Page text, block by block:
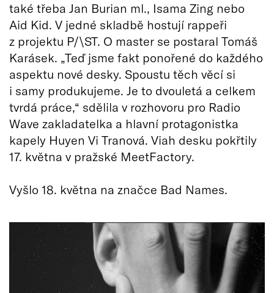
také třeba Jan Burian ml., Isama Zing nebo
Aid Kid. V jedné skladbě hostují rappeři
z projektu P/\ST. O master se postaral Tomáš
Karásek. „Teď jsme fakt ponořené do každého
aspektu nové desky. Spoustu těch věcí si
i samy produkujeme. Je to dvouletá a celkem
tvrdá práce,“ sdělila v rozhovoru pro Radio
Wave zakladatelka a hlavní protagonistka
kapely Huyen Vi Tranová. Viah desku pokřtily
17. května v pražské MeetFactory.
Vyšlo 18. května na značce Bad Names.